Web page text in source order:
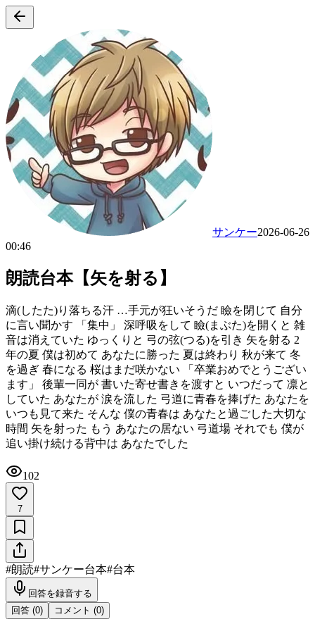
サンケー2026-06-26
00:46
朗読台本【矢を射る】
滴(したた)り落ちる汗 …手元が狂いそうだ 瞼を閉じて 自分
に言い聞かす 「集中」 深呼吸をして 瞼(まぶた)を開くと 雑
音は消えていた ゆっくりと 弓の弦(つる)を引き 矢を射る 2
年の夏 僕は初めて あなたに勝った 夏は終わり 秋が来て 冬
を過ぎ 春になる 桜はまだ咲かない 「卒業おめでとうござい
ます」 後輩一同が 書いた寄せ書きを渡すと いつだって 凛と
していた あなたが 涙を流した 弓道に青春を捧げた あなたを
いつも見て来た そんな 僕の青春は あなたと過ごした大切な
時間 矢を射った もう あなたの居ない 弓道場 それでも 僕が
追い掛け続ける背中は あなたでした
102
7
#朗読#サンケー台本#台本
回答を録音する
回答 (0) コメント (0)